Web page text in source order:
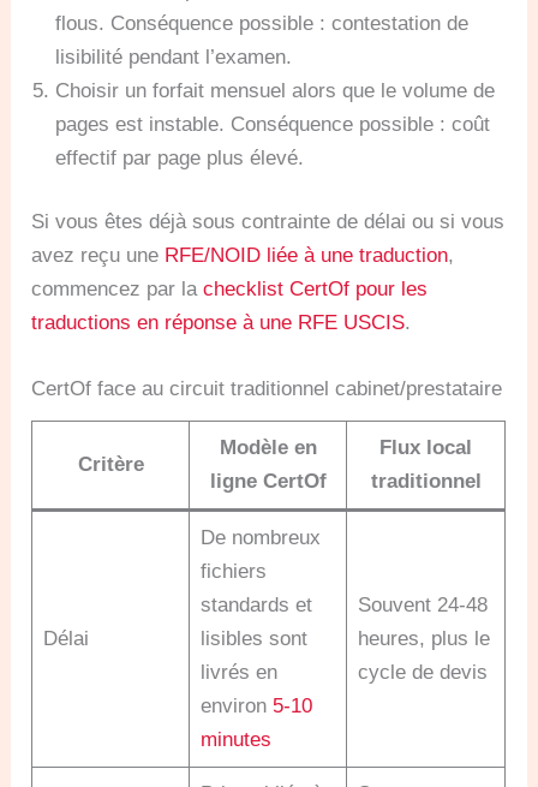
flous. Conséquence possible : contestation de
lisibilité pendant l’examen.
Choisir un forfait mensuel alors que le volume de
pages est instable. Conséquence possible : coût
effectif par page plus élevé.
Si vous êtes déjà sous contrainte de délai ou si vous
avez reçu une RFE/NOID liée à une traduction,
commencez par lachecklist CertOf pour les
traductions en réponse à une RFE USCIS.
CertOf face au circuit traditionnel cabinet/prestataire
Critère
Modèle en
ligne CertOf
Flux local
traditionnel
Délai
De nombreux
fichiers
standards et
lisibles sont
livrés en
environ 5-10
minutes
Souvent 24-48
heures, plus le
cycle de devis